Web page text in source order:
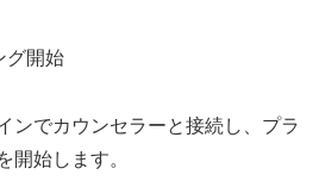
グ開始
ンでカウンセラーと接続し、プラ
開始します。